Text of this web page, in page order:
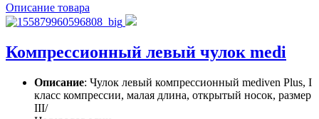
Описание товара
Компрессионный левый чулок medi
Описание: Чулок левый компрессионный mediven Plus, I
класс компрессии, малая длина, открытый носок, размер
III/